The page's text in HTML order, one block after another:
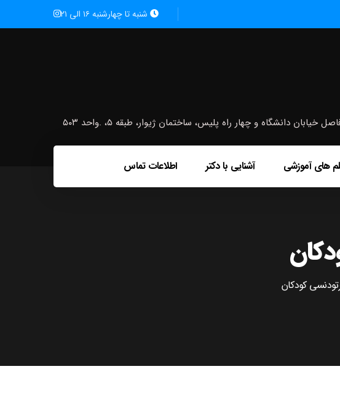
شنبه تا چهارشنبه ۱۶ الی ۲۱
دانشگاه و چهار راه پلیس، ساختمان ژیوار، طبقه ۵، .واحد ۵۰۳
های آموزشی آشنایی با دکتر اطلاعات تماس
کودکان